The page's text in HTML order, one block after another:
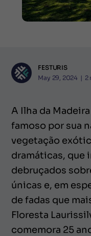
FESTURIS
May 29, 2024 | 2
A Ilha da
famoso por sua
vegetação
dramáticas, que
debruçados
únicas e, em
de fadas que
Floresta
comemora 25